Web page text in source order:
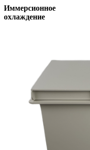
Иммерсионное
охлаждение